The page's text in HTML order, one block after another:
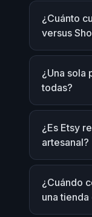
¿Cuánto
versus
¿Una sola
todas?
¿Es Etsy
artesanal?
¿Cuándo
una tienda